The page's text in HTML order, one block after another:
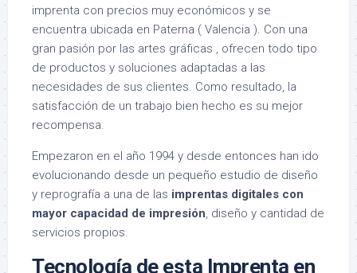
imprenta con precios muy económicos y se
encuentra ubicada en Paterna ( Valencia ). Con una
gran pasión por las artes gráficas , ofrecen todo tipo
de productos y soluciones adaptadas a las
necesidades de sus clientes. Como resultado, la
satisfacción de un trabajo bien hecho es su mejor
recompensa.
Empezaron en el año 1994 y desde entonces han ido
evolucionando desde un pequeño estudio de diseño
y reprografía a una de las imprentas digitales con
mayor capacidad de impresión, diseño y cantidad de
servicios propios.
Tecnología de esta Imprenta en